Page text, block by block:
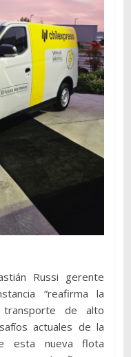
Russi gerente
“reafirma la
transporte de alto
actuales de la
esta nueva flota